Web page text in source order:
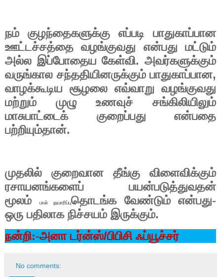
நம் குழந்தைகளுக்கு எப்படி
பாதுகாப்பான
ஊட்டச்சத்தை வழங்குவது என்பது
மட்டும்
அல்ல இப்போதைய கேள்வி.அவர்களுக்கும்
வருங்கால சந்ததியினருக்கும் பாதுகாப்பான,
வாழக்கூடிய சூழலை எவ்வாறு வழங்குவது
மற்றும்
முழு உணவுச்
சங்கிலியிலும்
மாசுபாட்டைக்
குறைப்பது
என்பதை
பற்றியும்தான்.
முதலில் குறைவான தீங்கு
விளைவிக்கும்
ரசாயனங்களைப்
பயன்படுத்துவதன்
மூலம்
பால் தயாரிப்புதொடங்க வேண்டும் என்பது-
ஒரு பதிலாக நிச்சயம் இருக்கும்.
நன்றி:-அனா டர்ன்ஸ்/பிபிசி ஃப்யூச்சர்
No comments: